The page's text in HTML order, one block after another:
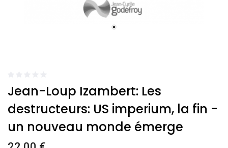
Jean-Loup Izambert: Les
destructeurs: US imperium, la fin -
un nouveau monde émerge